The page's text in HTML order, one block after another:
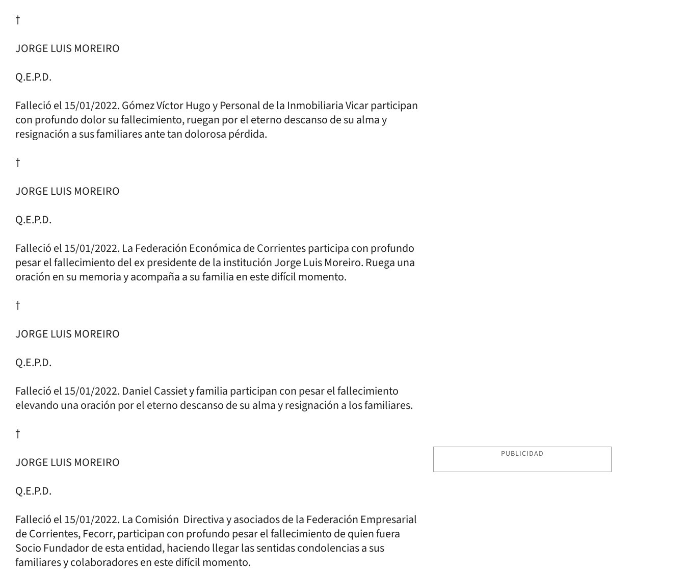
†
JORGE LUIS MOREIRO
Q.E.P.D.
Falleció el 15/01/2022. Gómez Víctor Hugo y Personal de la Inmobiliaria Vicar participan
con profundo dolor su fallecimiento, ruegan por el eterno descanso de su alma y
resignación a sus familiares ante tan dolorosa pérdida.
†
JORGE LUIS MOREIRO
Q.E.P.D.
Falleció el 15/01/2022. La Federación Económica de Corrientes participa con profundo
pesar el fallecimiento del ex presidente de la institución Jorge Luis Moreiro. Ruega una
oración en su memoria y acompaña a su familia en este difícil momento.
†
JORGE LUIS MOREIRO
Q.E.P.D.
Falleció el 15/01/2022. Daniel Cassiet y familia participan con pesar el fallecimiento
elevando una oración por el eterno descanso de su alma y resignación a los familiares.
†
JORGE LUIS MOREIRO
Q.E.P.D.
Falleció el 15/01/2022. La Comisión Directiva y asociados de la Federación Empresarial
de Corrientes, Fecorr, participan con profundo pesar el fallecimiento de quien fuera
Socio Fundador de esta entidad, haciendo llegar las sentidas condolencias a sus
familiares y colaboradores en este difícil momento.
PUBLICIDAD